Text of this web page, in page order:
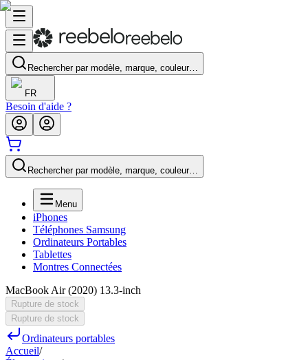
Rechercher par modèle, marque, couleur…
FR
Besoin d'aide ?
Rechercher par modèle, marque, couleur…
Menu
iPhones
Téléphones Samsung
Ordinateurs Portables
Tablettes
Montres Connectées
MacBook Air (2020) 13.3-inch
Rupture de stock
Rupture de stock
Ordinateurs portables
Accueil/